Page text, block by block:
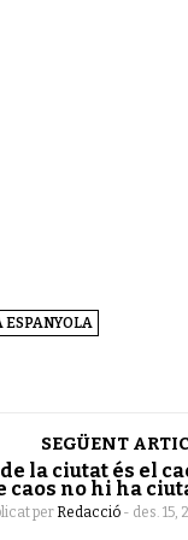
ESPANYOLA
SEGÜENT
la ciutat és el
caos no hi ha
per Redacció - des. 15,